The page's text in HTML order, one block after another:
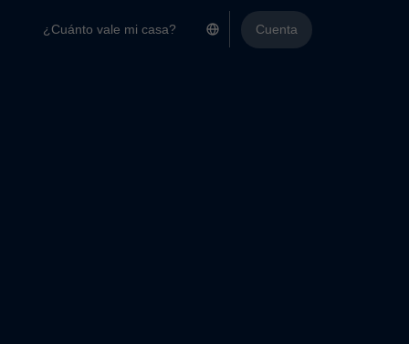
¿Cuánto vale mi casa? Cuenta